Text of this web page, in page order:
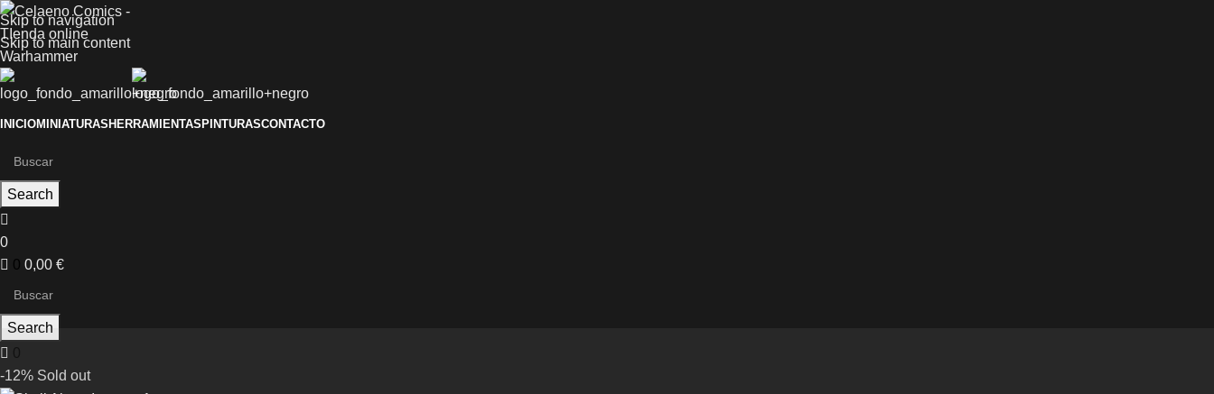
Skip to navigation
Skip to main content
INICIOMINIATURASHERRAMIENTASPINTURASCONTACTO
Search
0
0 0,00 €
Search
-12% Sold out